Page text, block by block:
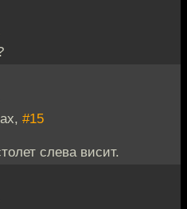
#15
слева висит.